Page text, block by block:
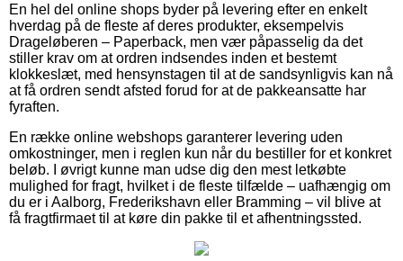
En hel del online shops byder på levering efter en enkelt
hverdag på de fleste af deres produkter, eksempelvis
Drageløberen – Paperback, men vær påpasselig da det
stiller krav om at ordren indsendes inden et bestemt
klokkeslæt, med hensynstagen til at de sandsynligvis kan nå
at få ordren sendt afsted forud for at de pakkeansatte har
fyraften.
En række online webshops garanterer levering uden
omkostninger, men i reglen kun når du bestiller for et konkret
beløb. I øvrigt kunne man udse dig den mest letkøbte
mulighed for fragt, hvilket i de fleste tilfælde – uafhængig om
du er i Aalborg, Frederikshavn eller Bramming – vil blive at
få fragtfirmaet til at køre din pakke til et afhentningssted.